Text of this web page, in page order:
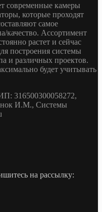
современные камеры
которые проходят
самое
качество. Ассортимент
растет и сейчас
построения системы
и различных проектов.
будет учитывать
316500300058272,
И.М., Системы
на рассылку: